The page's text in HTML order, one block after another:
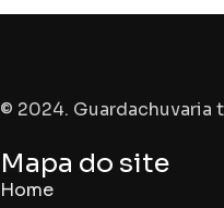
© 2024.
Mapa do site
Home